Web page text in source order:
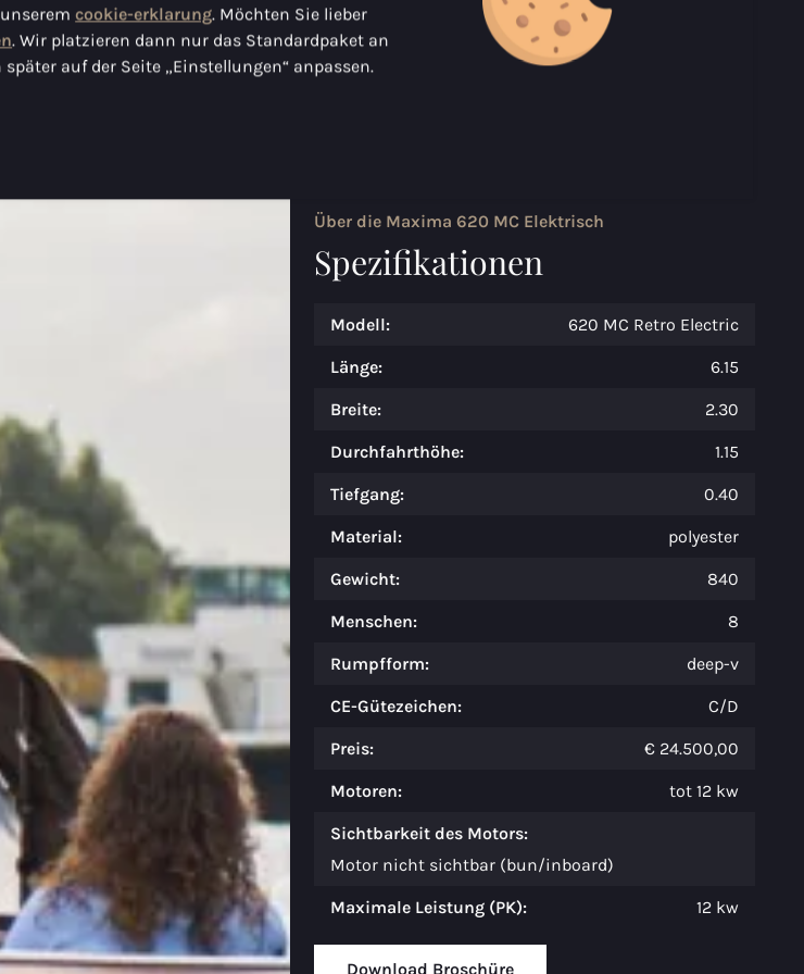
Über die Maxima 620 MC Elektrisch
Spezifikationen
Modell: 620 MC Retro Electric
Länge: 6.15
Breite: 2.30
Durchfahrthöhe: 1.15
Tiefgang: 0.40
Material: polyester
Gewicht: 840
Menschen: 8
Rumpfform: deep-v
CE-Gütezeichen: C/D
Preis: € 24.500,00
Motoren: tot 12 kw
Sichtbarkeit des Motors:
Motor nicht sichtbar (bun/inboard)
Maximale Leistung (PK): 12 kw
Download Broschüre
unseremcookie-erklarung. Möchten Sie lieber
. Wir platzieren dann nur das Standardpaket an
auf der Seite „Einstellungen“ anpassen.